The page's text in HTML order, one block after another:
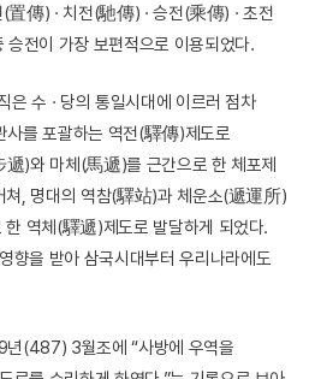
置傳) · 치전(馳傳) · 승전(乘傳) · 초전
전이 가장 보편적으로 이용되었다.
은 수 · 당의 통일시대에 이르러 점차
사를 포괄하는 역전(驛傳)제도로
遞)와 마체(馬遞)를 근간으로 한 체포제
, 명대의 역참(驛站)과 체운소(遞運所)
역체(驛遞)제도로 발달하게 되었다.
향을 받아 삼국시대부터 우리나라에도
년(487) 3월조에 “사방에 우역을